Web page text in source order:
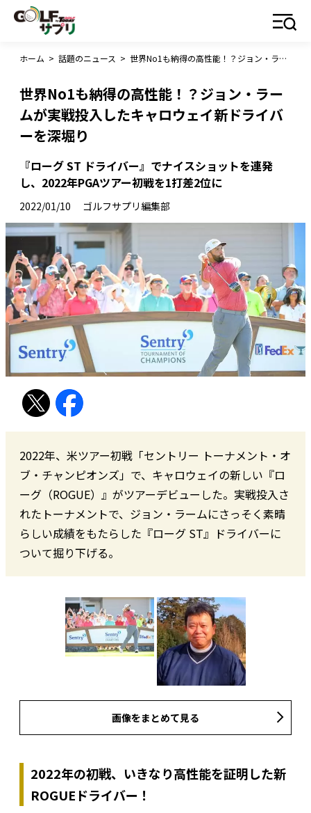
ホーム > 話題のニュース > 世界No1も納得の高性能！？ジョン・ラームが実戦投入したキャロウェイ新ドライバーを深堀り
世界No1も納得の高性能！？ジョン・ラー
ムが実戦投入したキャロウェイ新ドライバ
ーを深堀り
『ローグ ST ドライバー』でナイスショットを連発
し、2022年PGAツアー初戦を1打差2位に
2022/01/10 ゴルフサプリ編集部
2022年、米ツアー初戦「セントリー トーナメント・オ
ブ・チャンピオンズ」で、キャロウェイの新しい『ロ
ーグ（ROGUE）』がツアーデビューした。実戦投入さ
れたトーナメントで、ジョン・ラームにさっそく素晴
らしい成績をもたらした『ローグ ST』ドライバーに
ついて掘り下げる。
画像をまとめて見る
2022年の初戦、いきなり高性能を証明した新
ROGUEドライバー！